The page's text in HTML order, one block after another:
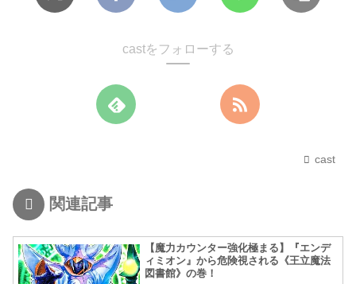
castをフォローする
cast
関連記事
【魔力カウンター強化極まる】『エンデ
ィミオン』から危険視される《王立魔法
図書館》の巻！